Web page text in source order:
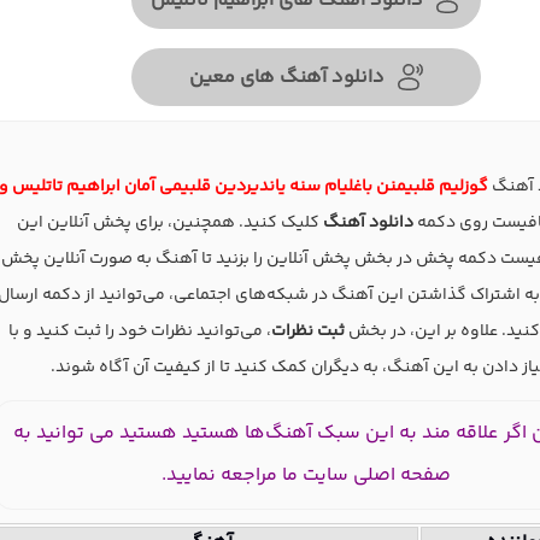
دانلود آهنگ های معین
آهنگگوزلیم قلبیمنن باغلیام سنه یاندیردین قلبیمی آمان ابراهیم تاتلیس
روی دکمهدانلود آهنگ کلیک کنید. همچنین، برای پخش آنلاین این
دکمه پخش در بخش پخش آنلاین را بزنید تا آهنگ به صورت آنلاین پخش
اشتراک گذاشتن این آهنگ در شبکه‌های اجتماعی، می‌توانید از دکمه
علاوه بر این، در بخشثبت نظرات، می‌توانید نظرات خود را ثبت کنید و با
دادن به این آهنگ، به دیگران کمک کنید تا از کیفیت آن آگاه شوند.
اگر علاقه مند به این سبک آهنگ‌ها هستید هستید می توانید به
صفحه اصلی سایت ما مراجعه نمایید.